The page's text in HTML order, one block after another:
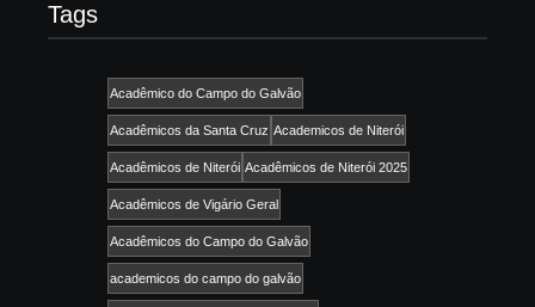
Tags
Acadêmico do Campo do Galvão
Acadêmicos da Santa Cruz Academicos de Niterói
Acadêmicos de Niterói Acadêmicos de Niterói 2025
Acadêmicos de Vigário Geral
Acadêmicos do Campo do Galvão
academicos do campo do galvão